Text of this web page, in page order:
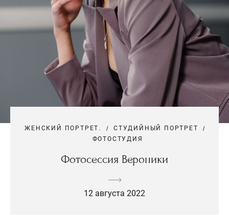
ЖЕНСКИЙ ПОРТРЕТ.
СТУДИЙНЫЙ ПОРТРЕТ
ФОТОСТУДИЯ
Фотосессия Вероники
12 августа 2022